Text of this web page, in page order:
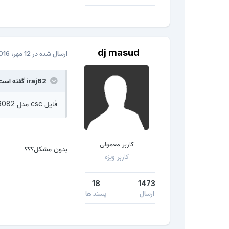
dj masud
کاربر معمولی
کاربر ویژه
1473
ارسال
18
پسند ها
ارسال شده در 12 مهر، 2016
فایل csc مدل i9082 رو بزنید ببینید جواب میده .
بدون مشکل؟؟؟